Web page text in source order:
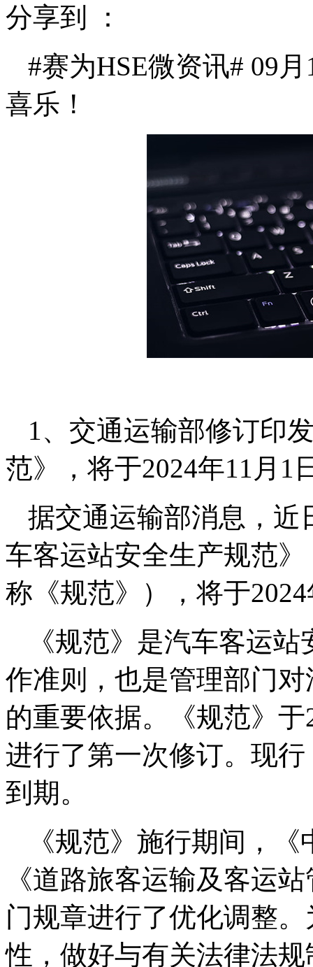
分享到 ：
#赛为HSE微资讯# 09
喜乐！
1、交通运输部修订印
范》，将于2024年11月1
据交通运输部消息，近
车客运站安全生产规范
称《规范》），将于
《规范》是汽车客运
作准则，也是管理部门
的重要依据。《规范》
进行了第一次修订。现
到期。
《规范》施行期间，
《道路旅客运输及客运
门规章进行了优化调整
性，做好与有关法律法